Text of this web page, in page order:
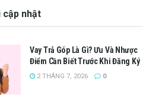
cập nhật
Vay Trả Góp Là Gì? Ưu Và Nhược
Điểm Cần Biết Trước Khi Đăng Ký
2 THÁNG 7, 2026 0